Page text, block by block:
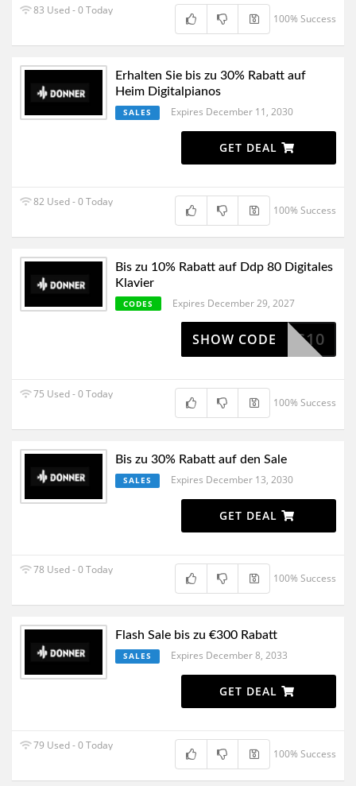
83 Used - 0 Today
100% Success
Erhalten Sie bis zu 30% Rabatt auf
Heim Digitalpianos
SALES Expires December 11, 2030
GET DEAL
82 Used - 0 Today
100% Success
Bis zu 10% Rabatt auf Ddp 80 Digitales
Klavier
CODES Expires December 29, 2027
EAS10
SHOW CODE
75 Used - 0 Today
100% Success
Bis zu 30% Rabatt auf den Sale
SALES Expires December 13, 2030
GET DEAL
78 Used - 0 Today
100% Success
Flash Sale bis zu €300 Rabatt
SALES Expires December 8, 2033
GET DEAL
79 Used - 0 Today
100% Success